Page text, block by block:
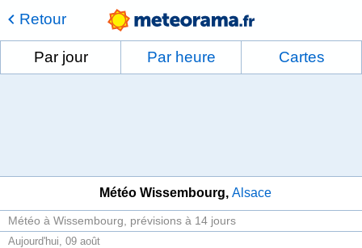
Retour
Par jour Par heure Cartes
Météo Wissembourg Alsace
Météo à Wissembourg prévisions à 14 jours
Aujourd'hui, 09 août